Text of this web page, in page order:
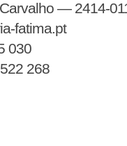
— 2414-
fatima.pt
030
268